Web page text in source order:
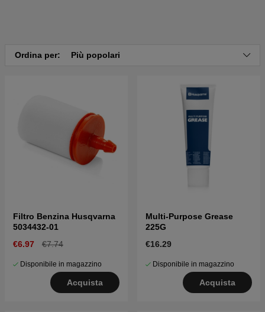
265RX 1992-1995
Ordina per: Più popolari
Filtro Benzina Husqvarna
5034432-01
€6.97
€7.74
Disponibile in magazzino
Acquista
Multi-Purpose Grease
225G
€16.29
Disponibile in magazzino
Acquista